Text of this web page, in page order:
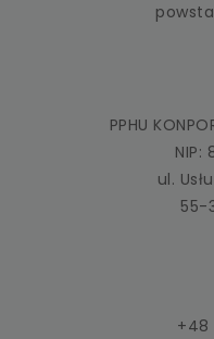
PPHU
NIP:
ul.
55-
+48